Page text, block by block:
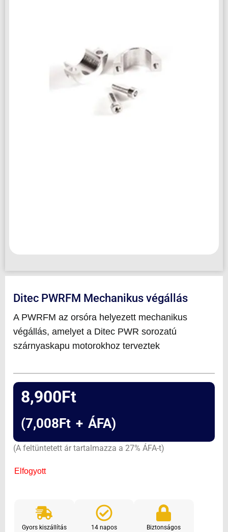
Ditec PWRFM Mechanikus végállás
A PWRFM az orsóra helyezett mechanikus
végállás, amelyet a Ditec PWR sorozatú
szárnyaskapu motorokhoz terveztek
8,900Ft
(7,008Ft + ÁFA)
(A feltüntetett ár tartalmazza a 27% ÁFA-t)
Elfogyott
Gyors kiszállítás
14 napos
Biztonságos